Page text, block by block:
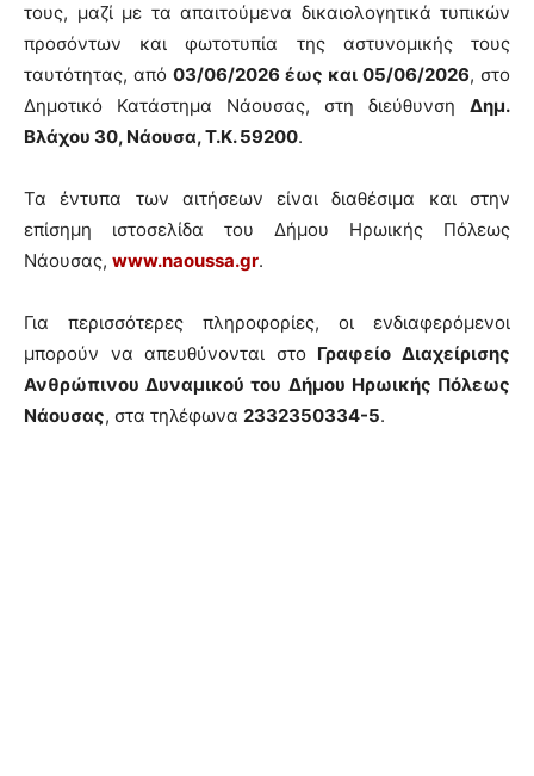
τους, μαζί με τα απαιτούμενα δικαιολογητικά τυπικών
προσόντων και φωτοτυπία της αστυνομικής τους
ταυτότητας, από 03/06/2026 έως και 05/06/2026, στο
Δημοτικό Κατάστημα Νάουσας, στη διεύθυνση Δημ.
Βλάχου 30, Νάουσα, Τ.Κ. 59200.
Τα έντυπα των αιτήσεων είναι διαθέσιμα και στην
επίσημη ιστοσελίδα του Δήμου Ηρωικής Πόλεως
Νάουσας, www.naoussa.gr.
Για περισσότερες πληροφορίες, οι ενδιαφερόμενοι
μπορούν να απευθύνονται στο Γραφείο Διαχείρισης
Ανθρώπινου Δυναμικού του Δήμου Ηρωικής Πόλεως
Νάουσας, στα τηλέφωνα 2332350334-5.